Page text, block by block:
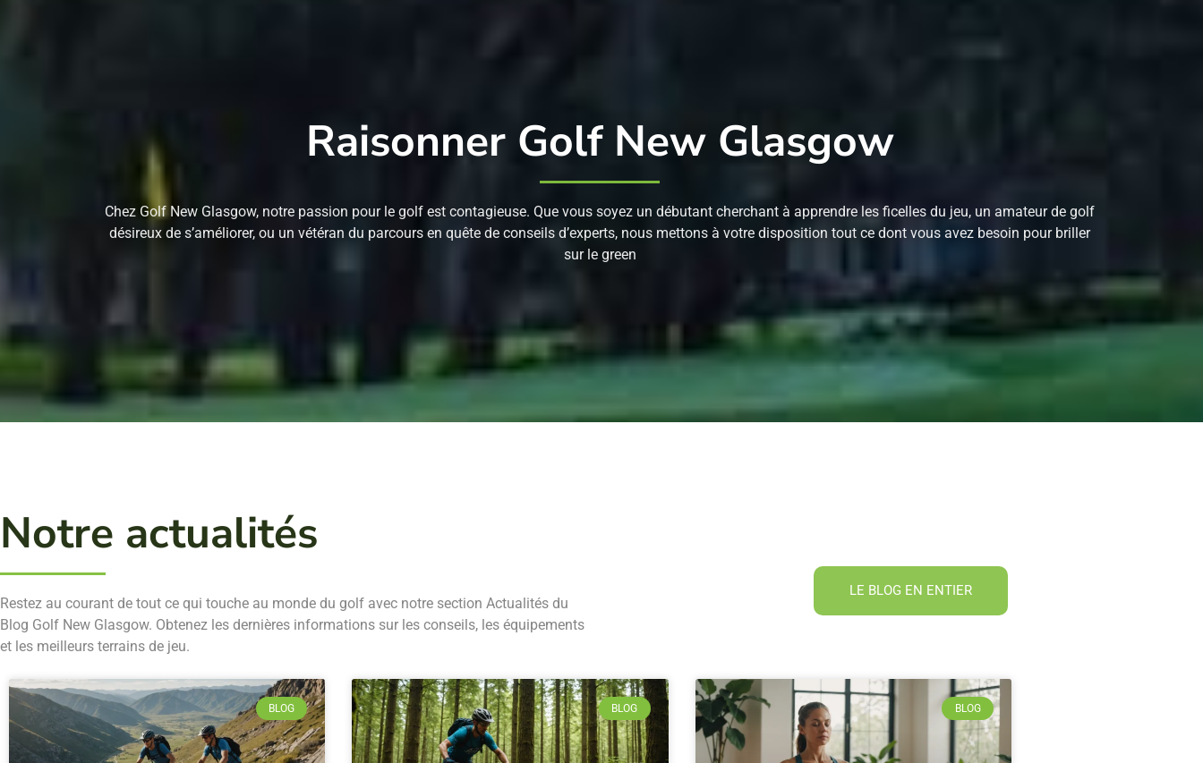
Raisonner Golf New Glasgow
Chez Golf New Glasgow, notre passion pour le golf est contagieuse. Que vous soyez un débutant cherchant à apprendre les ficelles du jeu, un amateur de golf
désireux de s’améliorer, ou un vétéran du parcours en quête de conseils d’experts, nous mettons à votre disposition tout ce dont vous avez besoin pour briller
sur le green
Notre actualités
Restez au courant de tout ce qui touche au monde du golf avec notre section Actualités du
Blog Golf New Glasgow. Obtenez les dernières informations sur les conseils, les équipements
et les meilleurs terrains de jeu.
LE BLOG EN ENTIER
BLOG BLOG BLOG